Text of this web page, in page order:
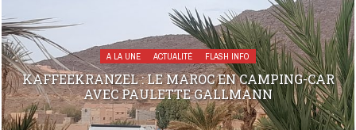
A LA UNE ACTUALITÉ FLASH INFO
KAFFEEKRANZEL : LE MAROC EN CAMPING-CAR
AVEC PAULETTE GALLMANN